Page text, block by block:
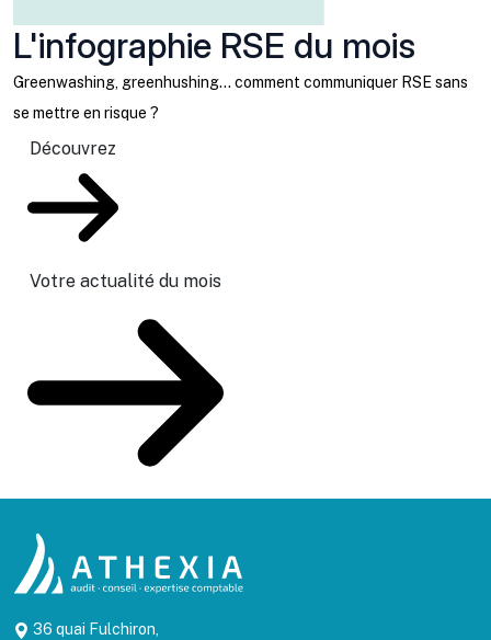
L'infographie RSE du mois
Greenwashing, greenhushing… comment communiquer RSE sans
se mettre en risque ?
Découvrez
Votre actualité du mois
36 quai Fulchiron,